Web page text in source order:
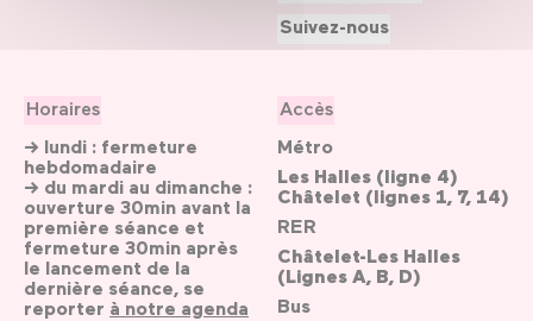
Horaires
→ lundi : fermeture
hebdomadaire
→ du mardi au dimanche :
ouverture 30min avant la
première séance et
fermeture 30min après
le lancement de la
dernière séance, se
reporter à notre agenda
Accès
Métro
Les Halles (ligne 4)
Châtelet (lignes 1, 7, 14)
RER
Châtelet-Les Halles
(Lignes A, B, D)
Bus
Suivez-nous